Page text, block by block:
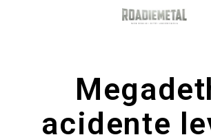
acidente